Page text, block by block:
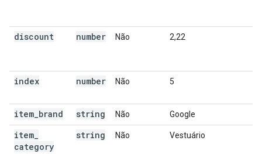
discount number Não 2,22
index number Não 5
item brand string Não Google
item
category
string Não Vestuário